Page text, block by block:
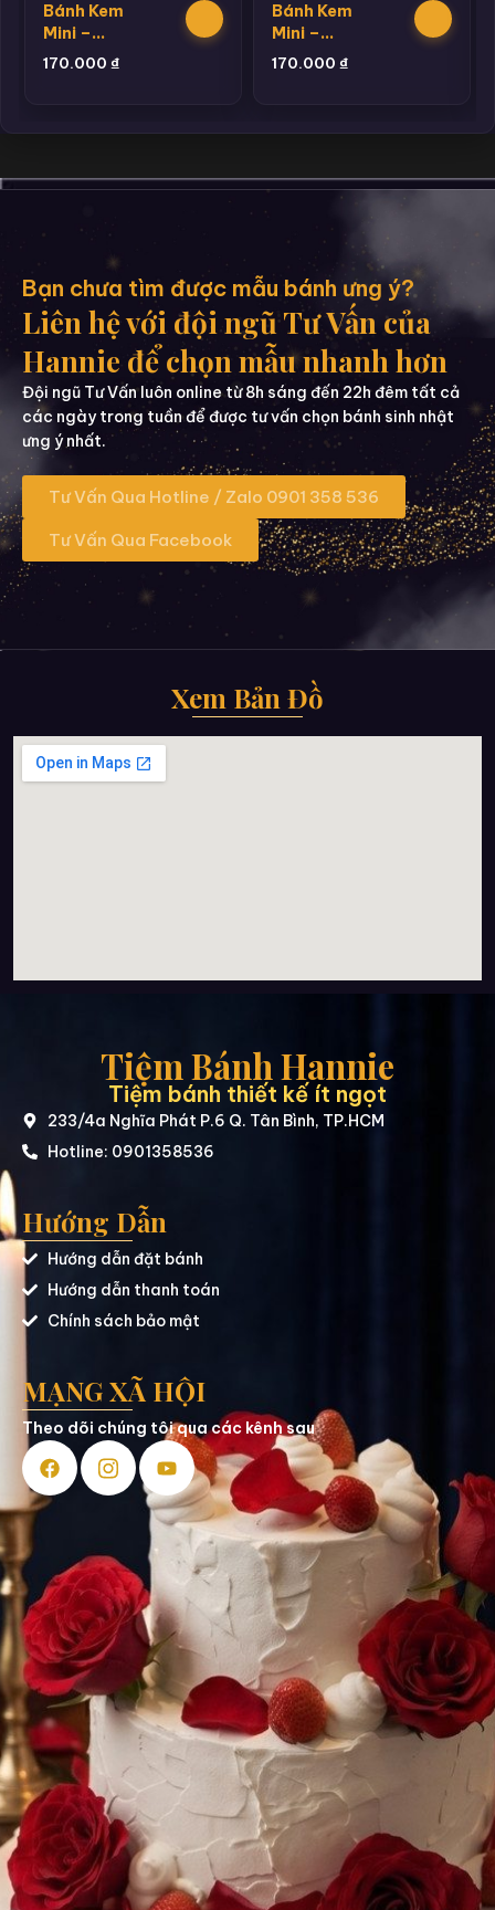
Bánh Kem
Mini –
Bento 12
170.000 ₫
Bánh Kem
Mini –
Bento 18
170.000 ₫
Bạn chưa tìm được mẫu bánh ưng ý?
Liên hệ với đội ngũ Tư Vấn của
Hannie để chọn mẫu nhanh hơn
Đội ngũ Tư Vấn luôn online từ 8h sáng đến 22h đêm tất cả
các ngày trong tuần để được tư vấn chọn bánh sinh nhật
ưng ý nhất.
Tư Vấn Qua Hotline / Zalo 0901 358 536
Tư Vấn Qua Facebook
Xem Bản Đồ
Tiệm Bánh Hannie
Tiệm bánh thiết kế ít ngọt
233/4a Nghĩa Phát P.6 Q. Tân Bình, TP.HCM
Hotline: 0901358536
Hướng Dẫn
Hướng dẫn đặt bánh
Hướng dẫn thanh toán
Chính sách bảo mật
MẠNG XÃ HỘI
Theo dõi chúng tôi qua các kênh sau